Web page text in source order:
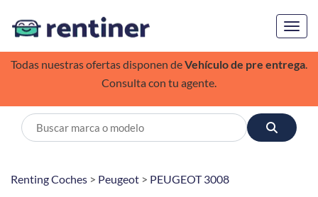
Todas nuestras ofertas disponen deVehículo de pre entrega.
Consulta con tu agente.
Renting Coches > Peugeot > PEUGEOT 3008